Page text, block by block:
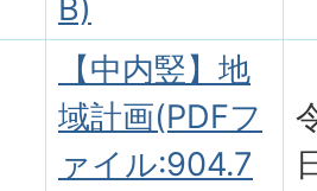
B)
【中内竪】地
域計画(PDFフ
ァイル:904.7